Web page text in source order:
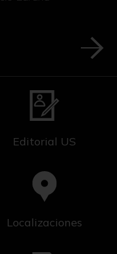
Editorial US
Localizaciones